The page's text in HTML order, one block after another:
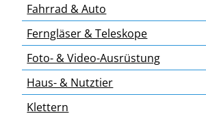
Fahrrad & Auto
Ferngläser & Teleskope
Foto- & Video-Ausrüstung
Haus- & Nutztier
Klettern